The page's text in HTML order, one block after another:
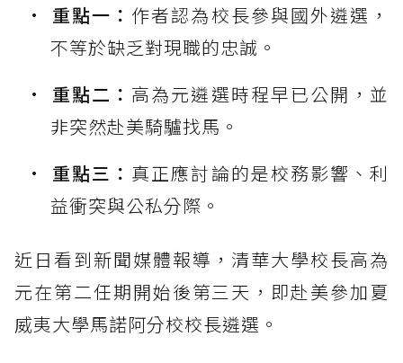
重點一： 作者認為校長參與國外遴選，
不等於缺乏對現職的忠誠。
重點二： 高為元遴選時程早已公開，並
非突然赴美騎驢找馬。
重點三： 真正應討論的是校務影響、利
益衝突與公私分際。
近日看到新聞媒體報導，清華大學校長高為
元在第二任期開始後第三天，即赴美參加夏
威夷大學馬諾阿分校校長遴選。